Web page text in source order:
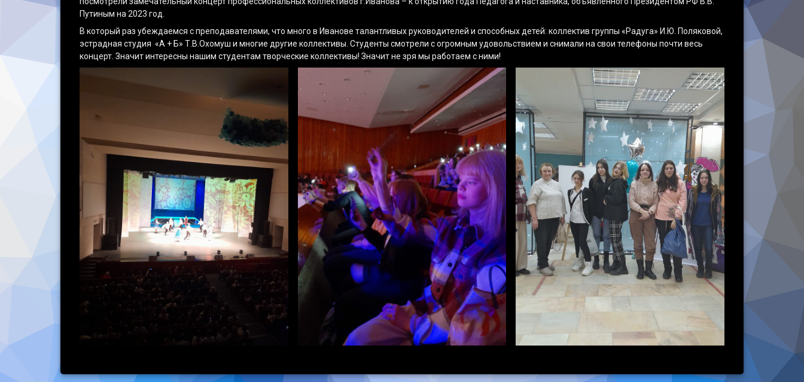
Путиным на 2023 год.
В который раз убеждаемся с преподавателями, что много в Иванове талантливых руководителей и способных детей: коллектив группы «Радуга» И.Ю. Поляковой,
эстрадная студия «А + Б» Т.В.Охомуш и многие другие коллективы. Студенты смотрели с огромным удовольствием и снимали на свои телефоны почти весь
концерт. Значит интересны нашим студентам творческие коллективы! Значит не зря мы работаем с ними!